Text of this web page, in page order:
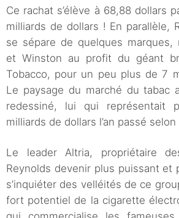
Ce rachat s’élève à 68,88 dollars
milliards de dollars ! En parallèle,
se sépare de quelques marques,
et Winston au profit du géant
Tobacco, pour un peu plus de 7
Le paysage du marché du tabac
redessiné, lui qui représentait
milliards de dollars l’an passé
Le leader Altria, propriétaire
Reynolds devenir plus puissant et
s’inquiéter des velléités de ce
fort potentiel de la cigarette